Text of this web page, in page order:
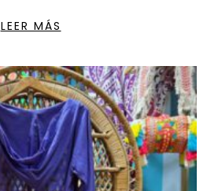
LEER MÁS